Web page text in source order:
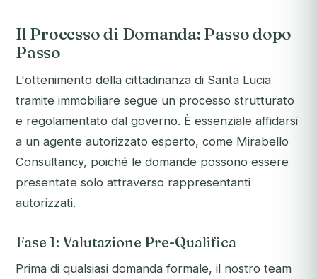
Il Processo di Domanda: Passo dopo
Passo
L'ottenimento della cittadinanza di Santa Lucia
tramite immobiliare segue un processo strutturato
e regolamentato dal governo. È essenziale affidarsi
a un agente autorizzato esperto, come Mirabello
Consultancy, poiché le domande possono essere
presentate solo attraverso rappresentanti
autorizzati.
Fase 1: Valutazione Pre-Qualifica
Prima di qualsiasi domanda formale, il nostro team